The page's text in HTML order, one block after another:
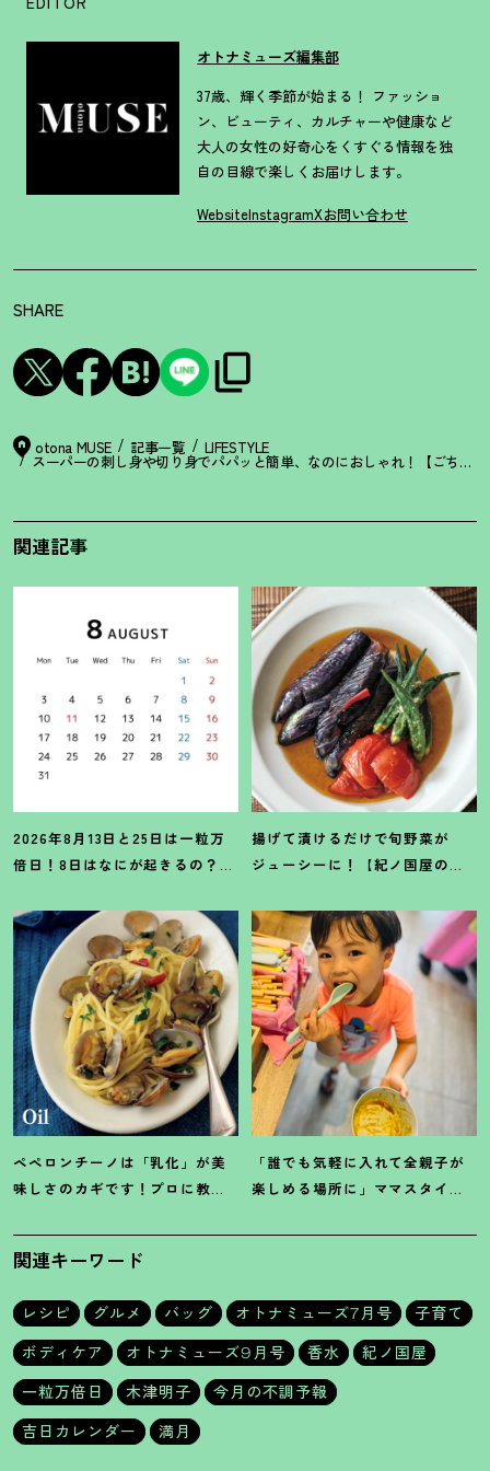
オトナミューズ編集部
37歳、輝く季節が始まる！ ファッショ
ン、ビューティ、カルチャーや健康など
大人の女性の好奇心をくすぐる情報を独
自の目線で楽しくお届けします。
WebsiteInstagramXお問い合わせ
SHARE
otona MUSE 記事一覧 LIFESTYLE
スーパーの刺し身や切り身でパパッと簡単、なのにおしゃれ！ 【ごちそ
関連記事
2026年8月13日と25日は一粒万
倍日 ！ 8日はなにが起きるの ？吉
揚げて漬けるだけで旬野菜が
ジューシーに ！
【紀ノ国屋のつ
シピ
ペペロンチーノは「乳化」が美
味しさのカギです ！ プロに教わ
「誰でも気軽に入れて全親子が
楽しめる場所に」ママスタイリ
堂】
関連キーワード
レシピ グルメ バッグ オトナミューズ7月号
子育て
ボディケア
オトナミューズ9月号 香水
紀ノ国屋
一粒万倍日
木津明子
今月の不調予報
吉日カレンダー
満月